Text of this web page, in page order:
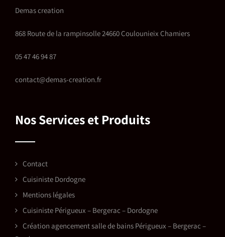
Demas creation
868 Route de la rampinsolle 24660 Coulounieix Chamiers
05 47 46 94 87
contact@demas-creation.fr
Nos Services et Produits
Contact
Cuisiniste Dordogne
Mentions légales
Cuisiniste Périgueux – Bergerac – Dordogne
Création agencement salle de bains Périgueux – Bergerac –